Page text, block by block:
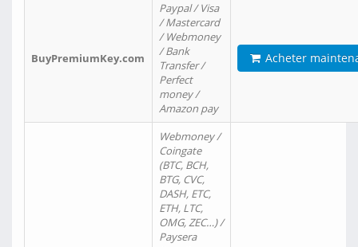
BuyPremiumKey.com
Paypal / Visa
/ Mastercard
/ Webmoney
/ Bank
Transfer /
Perfect
money /
Amazon pay
Acheter
Webmoney /
Coingate
(BTC, BCH,
BTG, CVC,
DASH, ETC,
ETH, LTC,
OMG, ZEC…) /
Paysera